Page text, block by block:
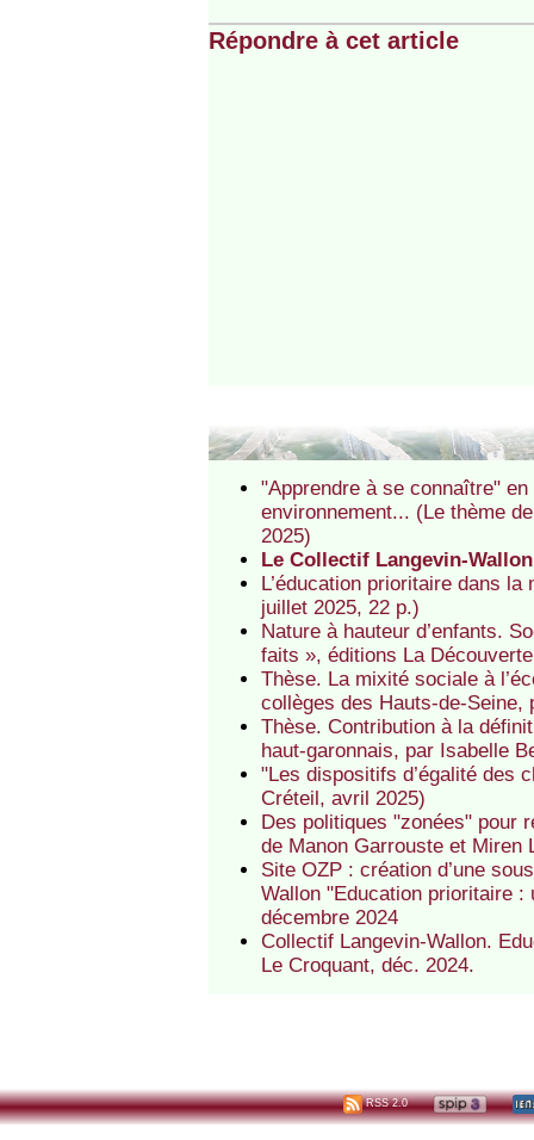
Répondre à cet article
"Apprendre à se connaître"
environnement... (Le thème
2025)
Le Collectif Langevin-
L’éducation prioritaire dans
juillet 2025, 22 p.)
Nature à hauteur d’enfants.
faits », éditions La
Thèse. La mixité sociale à
collèges des Hauts-de-
Thèse. Contribution à la
haut-garonnais, par Isabelle
"Les dispositifs d’égalité des
Créteil, avril 2025)
Des politiques "zonées" pour
de Manon Garrouste et Miren
Site OZP : création d’une
Wallon "Education prioritaire
décembre 2024
Collectif Langevin-Wallon.
Le Croquant, déc. 2024.
RSS 2.0